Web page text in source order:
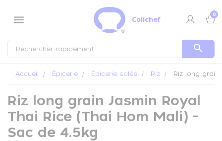
menu Colichef
0
search
Accueil Épicerie Épicerie salée Riz Riz long grain
Riz long grain Jasmin Royal
Thai Rice (Thai Hom Mali) -
Sac de 4.5kg